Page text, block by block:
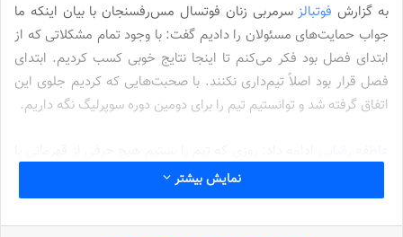
به گزارش فوتبالزسرمربی زنان فوتسال مس‌رفسنجان با بیان اینکه ما
جواب حمایت‌های مسئولان را دادیم گفت: با وجود تمام مشکلاتی که از
ابتدای فصل بود فکر می‌کنم تا اینجا نتایج خوبی کسب کردیم. ابتدای
فصل قرار بود اصلاً تیم‌داری نکنند. با صحبت‌هایی که کردیم جلوی این
اتفاق گرفته شد و توانستیم تیم را برای دومین دوره سوپرلیگ نگه داریم.
نایب‌قهرمانی نبود، تنها هدف ما این بود که تیم را در سوپرلیگ نگه
داریم. خداراشکر در شروع فصل و ادامه فصل نتایج خوبی بدست آمد و
حالا در رتبه سوم جدول قرار داریم.
نمایش بیشتر